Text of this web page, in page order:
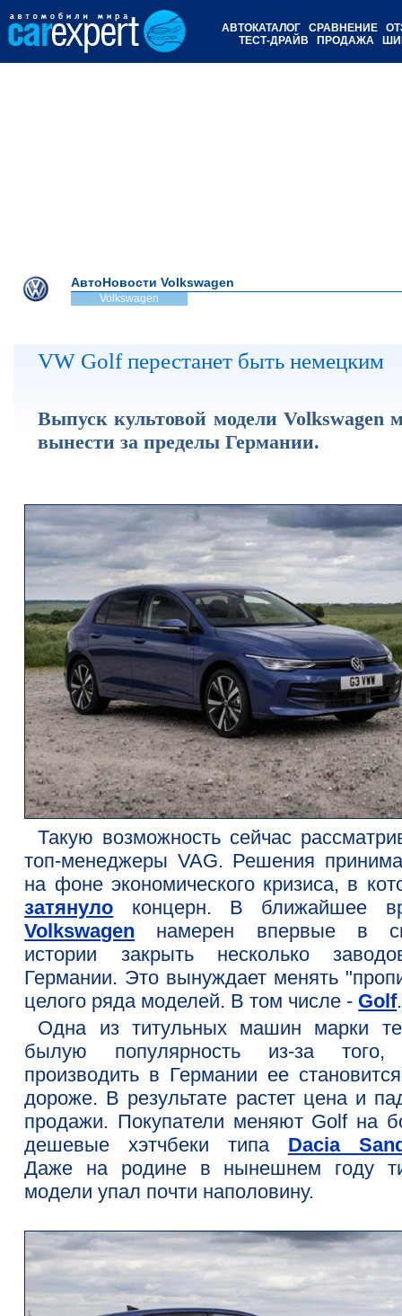
АВТОКАТАЛОГ СРАВНЕНИЕ
ТЕСТ-ДРАЙВ
ПРОДАЖА
АвтоНовости Volkswagen
Volkswagen
VW Golf перестанет быть немецким
Выпуск культовой модели Volkswagen
вынести за пределы Германии.
Такую возможность сейчас
топ-менеджеры VAG. Решения
на фоне экономического кризиса, в
затянуло концерн. В ближайшее
Volkswagen намерен впервые в
истории закрыть несколько
Германии. Это вынуждает менять
целого ряда моделей. В том числе - Golf.
Одна из титульных машин марки
былую популярность из-за того,
производить в Германии ее
дороже. В результате растет цена и
продажи. Покупатели меняют Golf на
дешевые хэтчбеки типа Dacia
Даже на родине в нынешнем году
модели упал почти наполовину.